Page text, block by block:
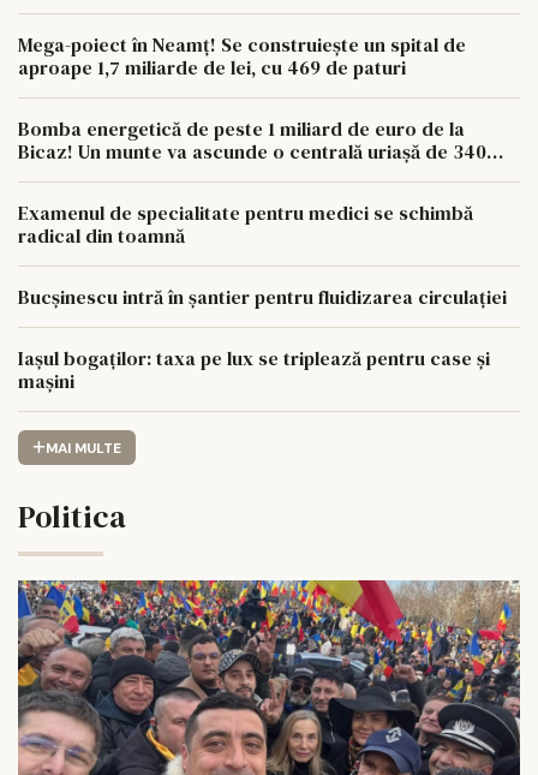
Mega-poiect în Neamț! Se construiește un spital de
aproape 1,7 miliarde de lei, cu 469 de paturi
Bomba energetică de peste 1 miliard de euro de la
Bicaz! Un munte va ascunde o centrală uriașă de 340
MW
Examenul de specialitate pentru medici se schimbă
radical din toamnă
Bucșinescu intră în șantier pentru fluidizarea circulației
Iașul bogaților: taxa pe lux se triplează pentru case și
mașini
MAI MULTE
Politica